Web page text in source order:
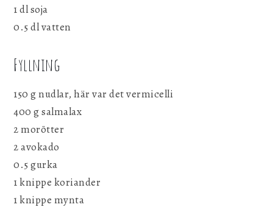
1 dl soja
0.5 dl vatten
Fyllning
150 g nudlar, här var det vermicelli
400 g salmalax
2 morötter
2 avokado
0.5 gurka
1 knippe koriander
1 knippe mynta